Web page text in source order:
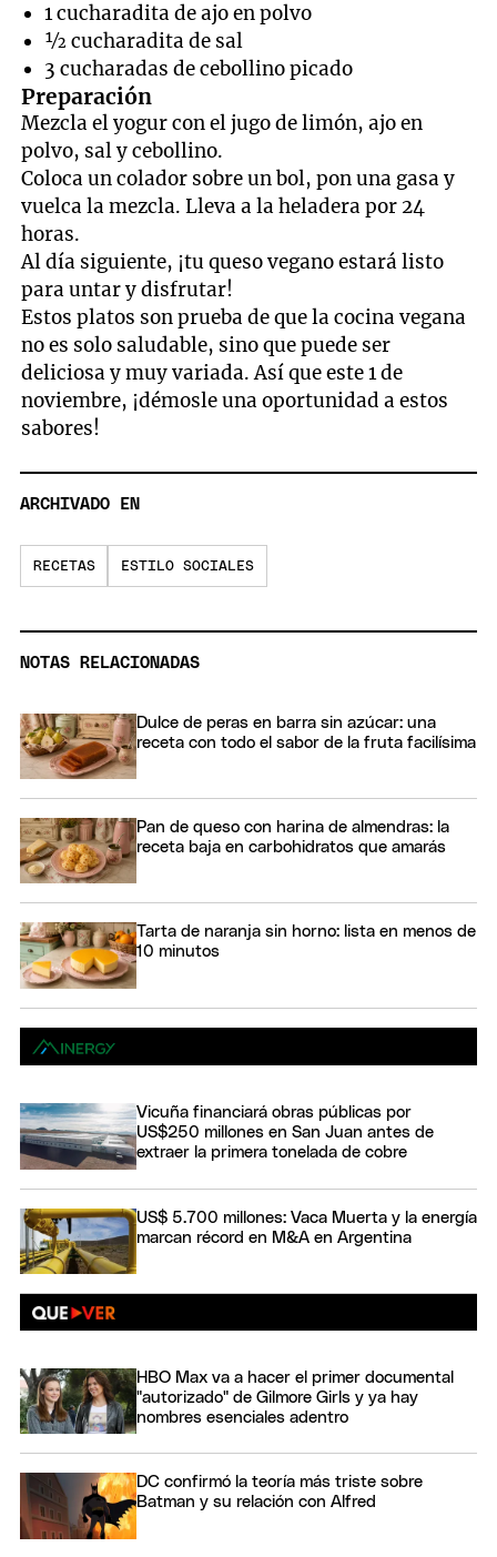
1 cucharadita de ajo en polvo
½ cucharadita de sal
3 cucharadas de cebollino picado
Preparación
Mezcla el yogur con el jugo de limón, ajo en
polvo, sal y cebollino.
Coloca un colador sobre un bol, pon una gasa y
vuelca la mezcla. Lleva a la heladera por 24
horas.
Al día siguiente, ¡tu queso vegano estará listo
para untar y disfrutar!
Estos platos son prueba de que la cocina vegana
no es solo saludable, sino que puede ser
deliciosa y muy variada. Así que este 1 de
noviembre, ¡démosle una oportunidad a estos
sabores!
ARCHIVADO EN
RECETAS ESTILO SOCIALES
NOTAS RELACIONADAS
Dulce de peras en barra sin azúcar: una
receta con todo el sabor de la fruta facilísima
Pan de queso con harina de almendras: la
receta baja en carbohidratos que amarás
Tarta de naranja sin horno: lista en menos de
10 minutos
Vicuña financiará obras públicas por
US$250 millones en San Juan antes de
extraer la primera tonelada de cobre
US$ 5.700 millones: Vaca Muerta y la energía
marcan récord en M&A en Argentina
HBO Max va a hacer el primer documental
"autorizado" de Gilmore Girls y ya hay
nombres esenciales adentro
DC confirmó la teoría más triste sobre
Batman y su relación con Alfred